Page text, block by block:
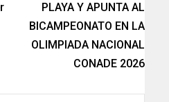
PLAYA Y APUNTA AL
BICAMPEONATO EN LA
OLIMPIADA NACIONAL
CONADE 2026